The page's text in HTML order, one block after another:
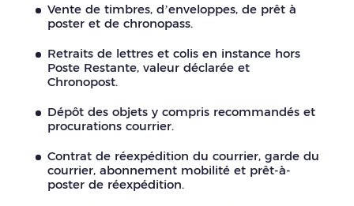
Vente de timbres, d’enveloppes, de prêt à
poster et de chronopass.
Retraits de lettres et colis en instance hors
Poste Restante, valeur déclarée et
Chronopost.
Dépôt des objets y compris recommandés et
procurations courrier.
Contrat de réexpédition du courrier, garde du
courrier, abonnement mobilité et prêt-à-
poster de réexpédition.